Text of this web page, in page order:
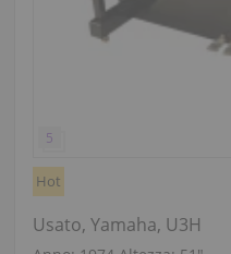
Hot
Usato, Yamaha, U3H